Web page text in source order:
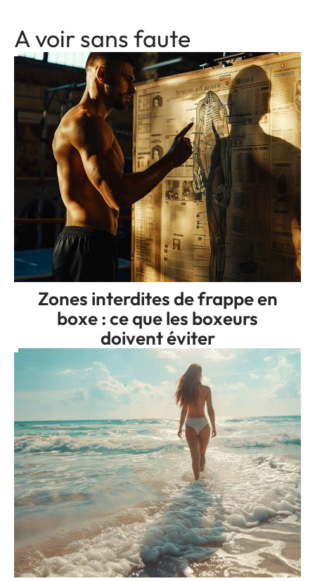
A voir sans faute
Zones interdites de frappe en
boxe : ce que les boxeurs
doivent éviter